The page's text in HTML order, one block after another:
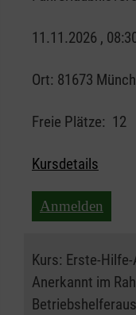
11.11.2026 ,
Ort: 81673
Freie Plätze: 12
Kursdetails
Anmelden
Kurs: Erste-
Anerkannt im